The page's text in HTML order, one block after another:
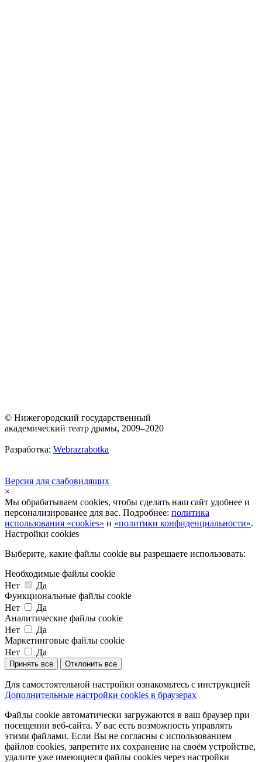
© Нижегородский государственный
академический театр драмы, 2009–2020
Разработка: Webrazrabotka
Версия для слабовидящих
×
Мы обрабатываем cookies, чтобы сделать наш сайт удобнее и
персонализированее для вас. Подробнее: политика
использования «cookies» и «политики конфиденциальности».
Настройки cookies
Выберите, какие файлы cookie вы разрешаете использовать:
Необходимые файлы cookie
Нет
Да
Функциональные файлы cookie
Нет
Да
Аналитические файлы cookie
Нет
Да
Маркетинговые файлы cookie
Нет
Да
Принять все Отклонить все
Для самостоятельной настройки ознакомьтесь с инструкцией
Дополнительные настройки cookies в браузерах
Файлы cookie автоматически загружаются в ваш браузер при
посещении веб-сайта. У вас есть возможность управлять
этими файлами. Если Вы не согласны с использованием
файлов cookies, запретите их сохранение на своём устройстве,
удалите уже имеющиеся файлы cookies через настройки